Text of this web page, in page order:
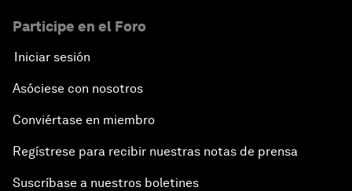
Participe en el Foro
Iniciar sesión
Asóciese con nosotros
Conviértase en miembro
Regístrese para recibir nuestras notas de prensa
Suscríbase a nuestros boletines